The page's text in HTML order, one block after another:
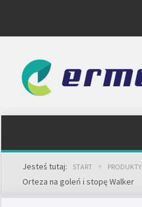
Jesteś tutaj: START PRODUKTY
Orteza na goleń i stopę Walker